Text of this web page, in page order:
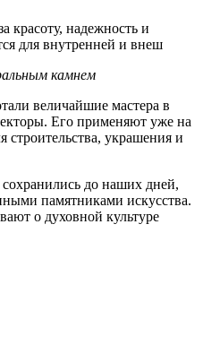
красоту, надежность и
для внутренней и внеш
камнем
величайшие мастера в
Его применяют уже на
строительства, украшения и
до наших дней,
памятниками искусства.
о духовной культуре